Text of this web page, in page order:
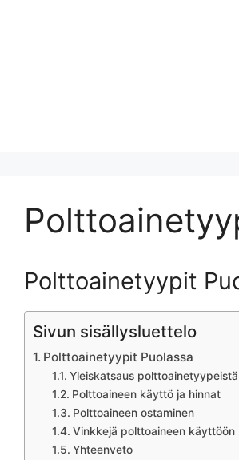
Polttoainetyypit
Sivun sisällysluettelo
Polttoainetyypit Puolassa
Yleiskatsaus polttoainetyypeistä
Polttoaineen käyttö ja hinnat
Polttoaineen ostaminen
Vinkkejä polttoaineen käyttöön
Yhteenveto